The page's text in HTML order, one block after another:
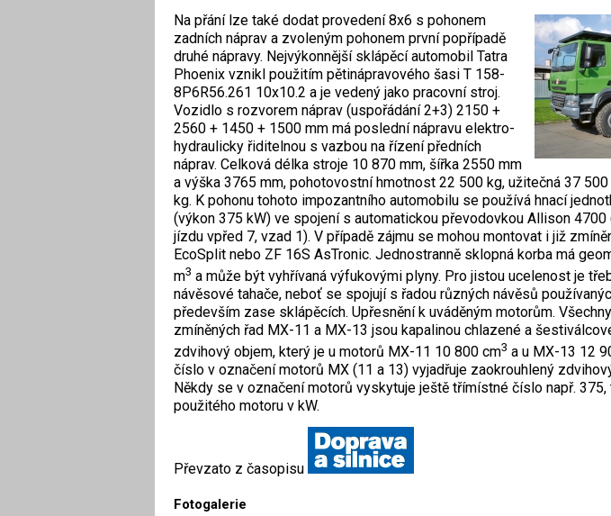
Na přání lze také dodat provedení 8x6 s pohonem
zadních náprav a zvoleným pohonem první popřípadě
druhé nápravy. Nejvýkonnější sklápěcí automobil Tatra
Phoenix vznikl použitím pětinápravového šasi T 158-
8P6R56.261 10x10.2 a je vedený jako pracovní stroj.
Vozidlo s rozvorem náprav (uspořádání 2+3) 2150 +
2560 + 1450 + 1500 mm má poslední nápravu elektro-
hydraulicky řiditelnou s vazbou na řízení předních
náprav. Celková délka stroje 10 870 mm, šířka 2550 mm
a výška 3765 mm, pohotovostní hmotnost 22 500 kg, užitečná 37
kg. K pohonu tohoto impozantního automobilu se používá hnací
(výkon 375 kW) ve spojení s automatickou převodovkou Allison
jízdu vpřed 7, vzad 1). V případě zájmu se mohou montovat i již
EcoSplit nebo ZF 16S AsTronic. Jednostranně sklopná korba má
m3 a může být vyhřívaná výfukovými plyny. Pro jistou ucelenost je
návěsové tahače, neboť se spojují s řadou různých návěsů
především zase sklápěcích. Upřesnění k uváděným motorům.
zmíněných řad MX-11 a MX-13 jsou kapalinou chlazené a
zdvihový objem, který je u motorů MX-11 10 800 cm3 a u MX-13 12
číslo v označení motorů MX (11 a 13) vyjadřuje zaokrouhlený
Někdy se v označení motorů vyskytuje ještě třímístné číslo např. 375,
použitého motoru v kW.
Převzato z časopisu
Fotogalerie